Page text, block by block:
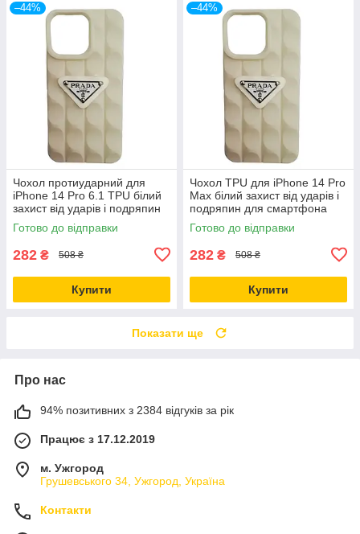
–44%
Чохол протиударний для
iPhone 14 Pro 6.1 TPU білий
захист від ударів і подряпин
Готово до відправки
282 ₴ 508 ₴
Купити
–44%
Чохол TPU для iPhone 14 Pro
Max білий захист від ударів і
подряпин для смартфона
Готово до відправки
282 ₴ 508 ₴
Купити
Показати ще
Про нас
94% позитивних з 2384 відгуків за рік
Працює з 17.12.2019
м. Ужгород
Грушевського 34, Ужгород, Україна
Контакти